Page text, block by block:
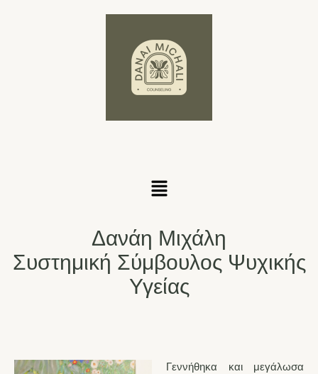
Δανάη Μιχάλη
Συστημική Σύμβουλος Ψυχικής
Υγείας
Γεννήθηκα και μεγάλωσα